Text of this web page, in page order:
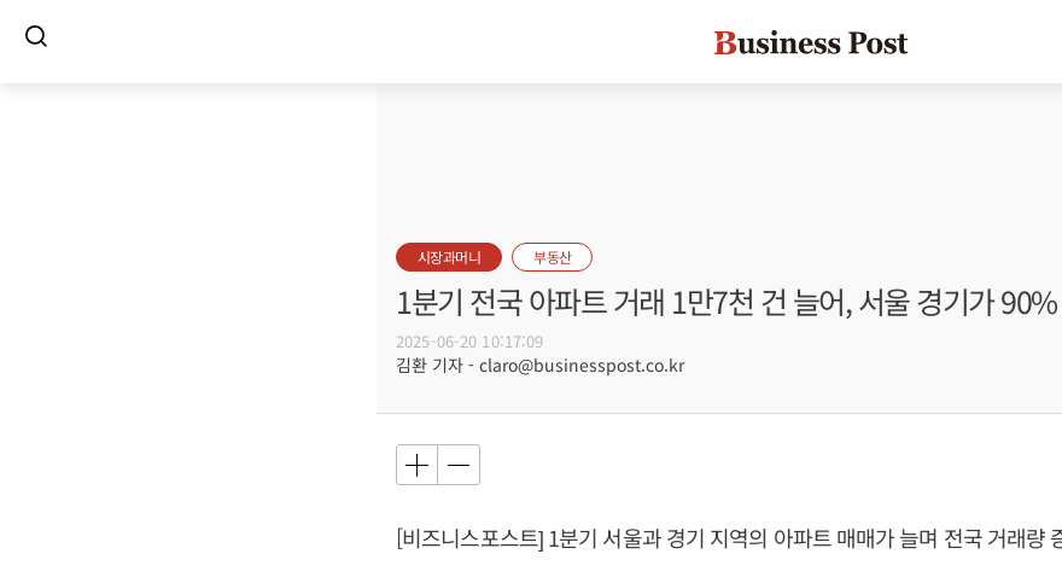
시장과머니 부동산
1분기 전국 아파트 거래 1만7천 건 늘어, 서울 경기가
2025-06-20 10:17:09
김환 기자 - claro@businesspost.co.kr
[비즈니스포스트] 1분기 서울과 경기 지역의 아파트 매매가 늘며 전국 거래량